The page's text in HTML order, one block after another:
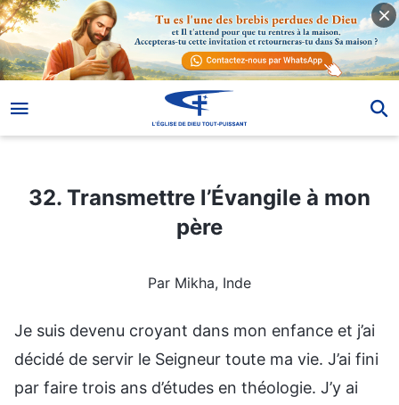
32. Transmettre l’Évangile à mon père
32. Transmettre l’Évangile à mon
père
Par Mikha, Inde
Je suis devenu croyant dans mon enfance et j’ai
décidé de servir le Seigneur toute ma vie. J’ai fini
par faire trois ans d’études en théologie. J’y ai